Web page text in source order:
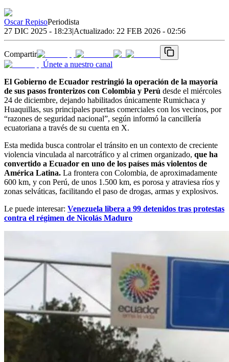
Oscar RepisoPeriodista
27 DIC 2025 - 18:23|Actualizado: 22 FEB 2026 - 02:56
Compartir
Únete a nuestro canal
El Gobierno de Ecuador restringió la operación de la mayoría
de sus pasos fronterizos con Colombia y Perú desde el miércoles
24 de diciembre, dejando habilitados únicamente Rumichaca y
Huaquillas, sus principales puertas comerciales con los vecinos, por
“razones de seguridad nacional”, según informó la cancillería
ecuatoriana a través de su cuenta en X.
Esta medida busca controlar el tránsito en un contexto de creciente
violencia vinculada al narcotráfico y al crimen organizado, que ha
convertido a Ecuador en uno de los países más violentos de
América Latina. La frontera con Colombia, de aproximadamente
600 km, y con Perú, de unos 1.500 km, es porosa y atraviesa ríos y
zonas selváticas, facilitando el paso de drogas, armas y explosivos.
Le puede interesar: Venezuela libera a 99 detenidos tras protestas
contra el régimen de Nicolás Maduro